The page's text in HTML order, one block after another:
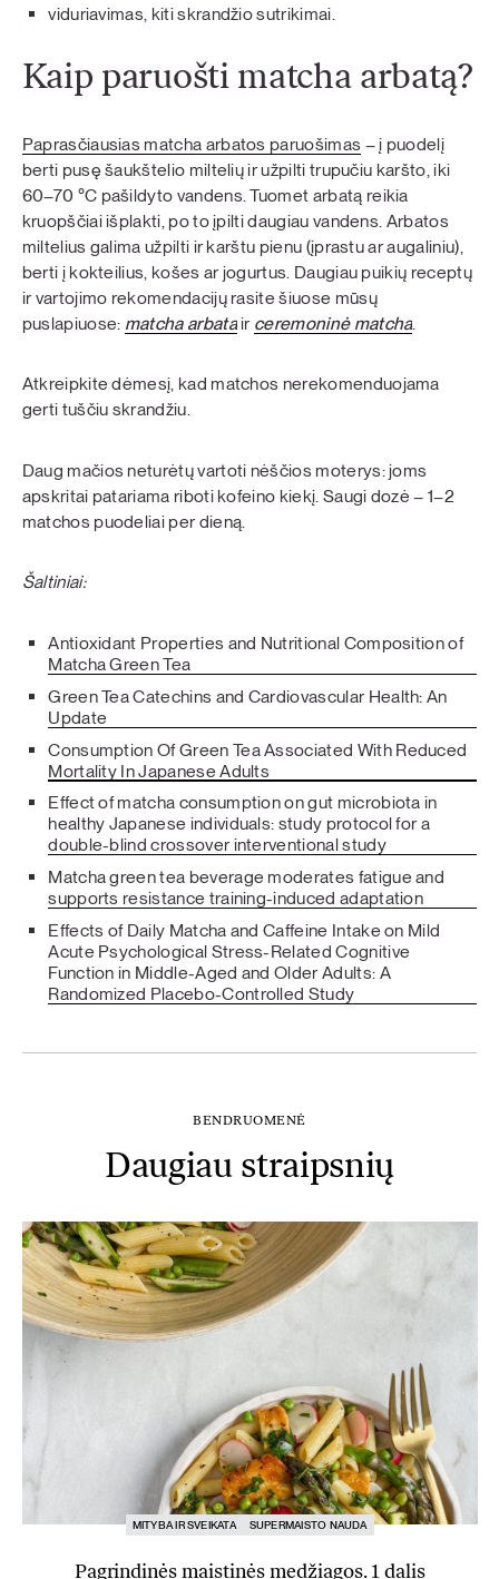
viduriavimas, kiti skrandžio sutrikimai.
Kaip paruošti matcha arbatą?
Paprasčiausias matcha arbatos paruošimas – į puodelį
berti pusę šaukštelio miltelių ir užpilti trupučiu karšto, iki
60–70 °C pašildyto vandens. Tuomet arbatą reikia
kruopščiai išplakti, po to įpilti daugiau vandens. Arbatos
miltelius galima užpilti ir karštu pienu (įprastu ar augaliniu),
berti į kokteilius, košes ar jogurtus. Daugiau puikių receptų
ir vartojimo rekomendacijų rasite šiuose mūsų
puslapiuose: matcha arbatair ceremoninė matcha.
Atkreipkite dėmesį, kad matchos nerekomenduojama
gerti tuščiu skrandžiu.
Daug mačios neturėtų vartoti nėščios moterys: joms
apskritai patariama riboti kofeino kiekį. Saugi dozė – 1–2
matchos puodeliai per dieną.
Šaltiniai:
Antioxidant Properties and Nutritional Composition of
Matcha Green Tea
Green Tea Catechins and Cardiovascular Health: An
Update
Consumption Of Green Tea Associated With Reduced
Mortality In Japanese Adults
Effect of matcha consumption on gut microbiota in
healthy Japanese individuals: study protocol for a
double-blind crossover interventional study
Matcha green tea beverage moderates fatigue and
supports resistance training-induced adaptation
Effects of Daily Matcha and Caffeine Intake on Mild
Acute Psychological Stress-Related Cognitive
Function in Middle-Aged and Older Adults: A
Randomized Placebo-Controlled Study
BENDRUOMENĖ
Daugiau straipsnių
MITYBA IR SVEIKATA SUPERMAISTO NAUDA
Pagrindinės maistinės medžiagos. 1 dalis